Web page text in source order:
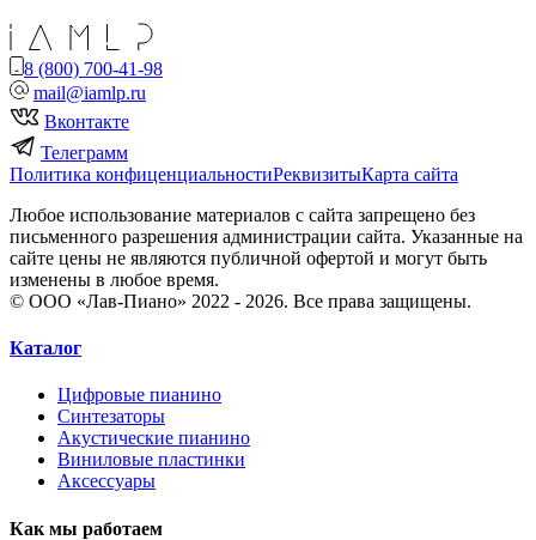
8 (800) 700-41-98
mail@iamlp.ru
Вконтакте
Телеграмм
Политика конфиценциальностиРеквизитыКарта сайта
Любое использование материалов с сайта запрещено без
письменного разрешения администрации сайта. Указанные на
сайте цены не являются публичной офертой и могут быть
изменены в любое время.
© ООО «Лав-Пиано» 2022 - 2026. Все права защищены.
Каталог
Цифровые пианино
Синтезаторы
Акустические пианино
Виниловые пластинки
Аксессуары
Как мы работаем